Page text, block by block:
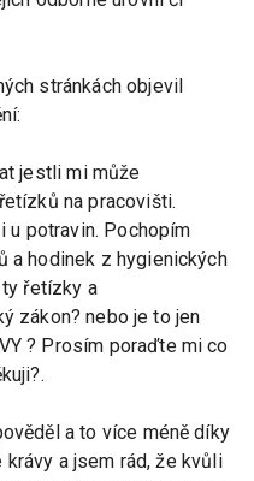
stránkách objevil
jestli mi může
na pracovišti.
u potravin. Pochopím
a hodinek z hygienických
řetízky a
zákon? nebo je to jen
? Prosím poraďte mi co
a to více méně díky
a jsem rád, že kvůli